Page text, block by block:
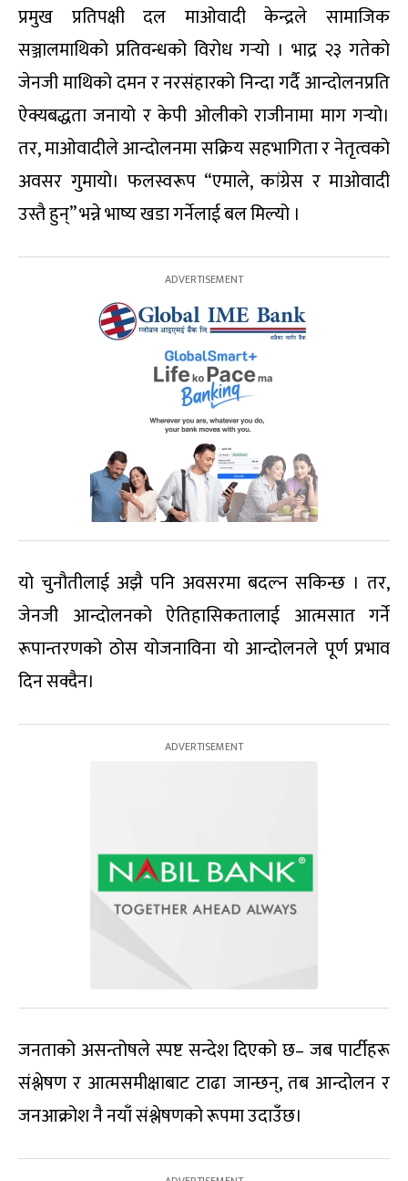
प्रमुख प्रतिपक्षी दल माओवादी केन्द्रले सामाजिक
सञ्जालमाथिको प्रतिवन्धको विरोध गर्‍यो । भाद्र २३ गतेको
जेनजी माथिको दमन र नरसंहारको निन्दा गर्दै आन्दोलनप्रति
ऐक्यबद्धता जनायो र केपी ओलीको राजीनामा माग गर्‍यो।
तर, माओवादीले आन्दोलनमा सक्रिय सहभागिता र नेतृत्वको
अवसर गुमायो। फलस्वरूप “एमाले, कांग्रेस र माओवादी
उस्तै हुन्” भन्ने भाष्य खडा गर्नेलाई बल मिल्यो ।
यो चुनौतीलाई अझै पनि अवसरमा बदल्न सकिन्छ । तर,
जेनजी आन्दोलनको ऐतिहासिकतालाई आत्मसात गर्ने
रूपान्तरणको ठोस योजनाविना यो आन्दोलनले पूर्ण प्रभाव
दिन सक्दैन।
जनताको असन्तोषले स्पष्ट सन्देश दिएको छ– जब पार्टीहरू
संश्लेषण र आत्मसमीक्षाबाट टाढा जान्छन्, तब आन्दोलन र
जनआक्रोश नै नयाँ संश्लेषणको रूपमा उदाउँछ।